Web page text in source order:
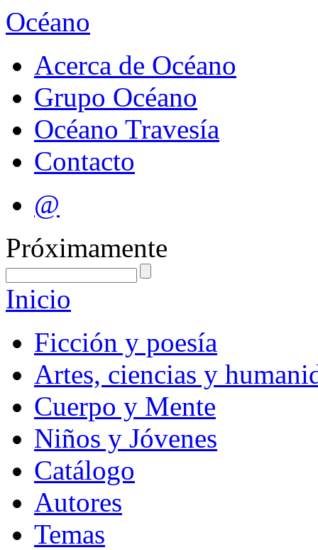
Océano
Acerca de Océano
Grupo Océano
Océano Travesía
Contacto
@
Próximamente
Inicio
Ficción y poesía
Artes, ciencias y
Cuerpo y Mente
Niños y Jóvenes
Catálogo
Autores
Temas